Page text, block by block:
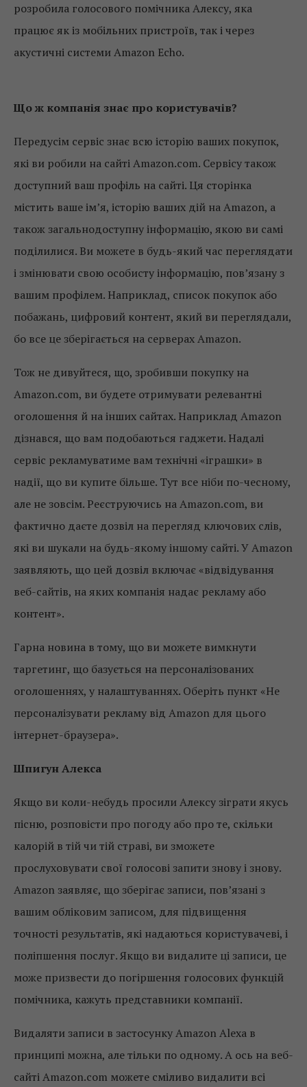
розробила голосового помічника Алексу, яка
працює як із мобільних пристроїв, так і через
акустичні системи Amazon Echo.
Що ж компанія знає про користувачів?
Передусім сервіс знає всю історію ваших покупок,
які ви робили на сайті Amazon.com. Сервісу також
доступний ваш профіль на сайті. Ця сторінка
містить ваше ім’я, історію ваших дій на Amazon, а
також загальнодоступну інформацію, якою ви самі
поділилися. Ви можете в будь-який час переглядати
і змінювати свою особисту інформацію, пов’язану з
вашим профілем. Наприклад, список покупок або
побажань, цифровий контент, який ви переглядали,
бо все це зберігається на серверах Amazon.
Тож не дивуйтеся, що, зробивши покупку на
Amazon.com, ви будете отримувати релевантні
оголошення й на інших сайтах. Наприклад Amazon
дізнався, що вам подобаються гаджети. Надалі
сервіс рекламуватиме вам технічні «іграшки» в
надії, що ви купите більше. Тут все ніби по-чесному,
але не зовсім. Реєструючись на Amazon.com, ви
фактично даєте дозвіл на перегляд ключових слів,
які ви шукали на будь-якому іншому сайті. У Amazon
заявляють, що цей дозвіл включає «відвідування
веб-сайтів, на яких компанія надає рекламу або
контент».
Гарна новина в тому, що ви можете вимкнути
таргетинг, що базується на персоналізованих
оголошеннях, у налаштуваннях. Оберіть пункт «Не
персоналізувати рекламу від Amazon для цього
інтернет-браузера».
Шпигун Алекса
Якщо ви коли-небудь просили Алексу зіграти якусь
пісню, розповісти про погоду або про те, скільки
калорій в тій чи тій страві, ви зможете
прослуховувати свої голосові запити знову і знову.
Amazon заявляє, що зберігає записи, пов’язані з
вашим обліковим записом, для підвищення
точності результатів, які надаються користувачеві, і
поліпшення послуг. Якщо ви видалите ці записи, це
може призвести до погіршення голосових функцій
помічника, кажуть представники компанії.
Видаляти записи в застосунку Amazon Alexa в
принципі можна, але тільки по одному. А ось на веб-
сайті Amazon.com можете сміливо видалити всі